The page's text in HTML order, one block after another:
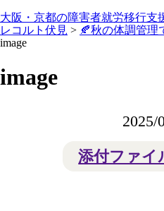
大阪・京都の障害者就労移行支
レコルト伏見 > 🍂秋の体調管理
image
image
2025/
添付ファイ